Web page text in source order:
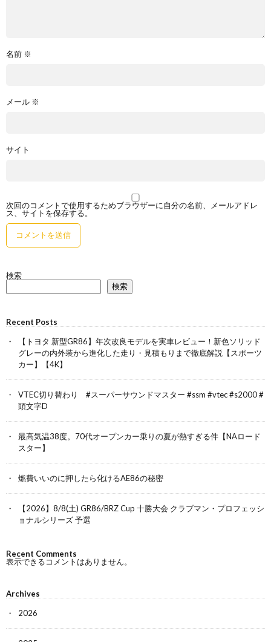
名前 ※
メール ※
サイト
次回のコメントで使用するためブラウザーに自分の名前、メールアドレ
ス、サイトを保存する。
検索
検索
Recent Posts
【トヨタ 新型GR86】年次改良モデルを実車レビュー！新色ソリッド
グレーの内外装から進化した走り・見積もりまで徹底解説【スポーツ
カー】【4K】
VTEC切り替わり #スーパーサウンドマスター #ssm #vtec #s2000 #
頭文字D
最高気温38度。70代オープンカー乗りの夏が熱すぎる件【NAロード
スター】
燃費いいのに押したら化けるAE86の秘密
【2026】8/8(土) GR86/BRZ Cup 十勝大会 クラブマン・プロフェッシ
ョナルシリーズ 予選
Recent Comments
表示できるコメントはありません。
Archives
2026